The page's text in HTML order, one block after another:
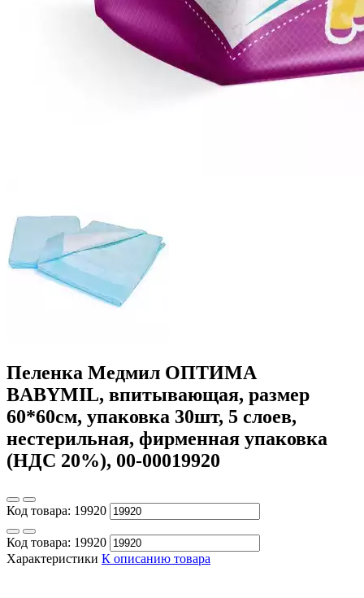
Пеленка Медмил ОПТИМА
BABYMIL, впитывающая, размер
60*60см, упаковка 30шт, 5 слоев,
нестерильная, фирменная упаковка
(НДС 20%), 00-00019920
Код товара: 19920
Код товара: 19920
Характеристики К описанию товара